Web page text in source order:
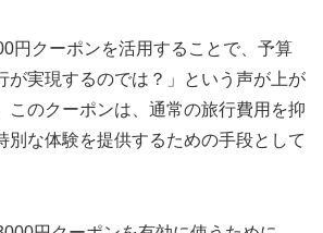
円クーポンを活用することで、予算
が実現するのでは？」という声が上が
このクーポンは、通常の旅行費用を抑
別な体験を提供するための手段として